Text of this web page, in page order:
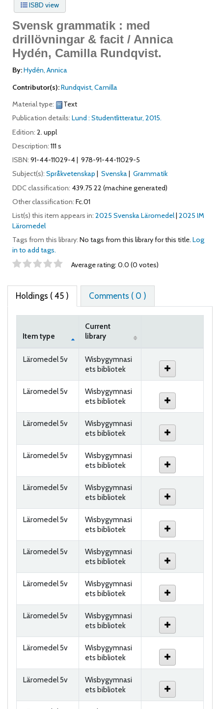
ISBD view
Svensk grammatik : med
drillövningar & facit / Annica
Hydén, Camilla Rundqvist.
By:Hydén, Annica
Contributor(s):Rundqvist, Camilla
Material type:
Text
Publication details: Lund : Studentlitteratur, 2015.
Edition: 2. uppl
Description: 111 s
ISBN: 91-44-11029-4
978-91-44-11029-5
Subject(s): Språkvetenskap Svenska
Grammatik
DDC classification: 439.75 22 (machine generated)
Other classification: Fc.01
List(s) this item appears in: 2025 Svenska Läromedel| 2025 IM
Läromedel
Tags from this library: No tags from this library for this title. Log
in to add tags.
Star ratings Average rating: 0.0 (0 votes)
Holdings ( 45 ) Comments ( 0 )
Item type
Current
library
Läromedel 5v
Wisbygymnasi
ets bibliotek
Läromedel 5v
Wisbygymnasi
ets bibliotek
Läromedel 5v
Wisbygymnasi
ets bibliotek
Läromedel 5v
Wisbygymnasi
ets bibliotek
Läromedel 5v
Wisbygymnasi
ets bibliotek
Läromedel 5v
Wisbygymnasi
ets bibliotek
Läromedel 5v
Wisbygymnasi
ets bibliotek
Läromedel 5v
Wisbygymnasi
ets bibliotek
Läromedel 5v
Wisbygymnasi
ets bibliotek
Läromedel 5v
Wisbygymnasi
ets bibliotek
Läromedel 5v
Wisbygymnasi
ets bibliotek